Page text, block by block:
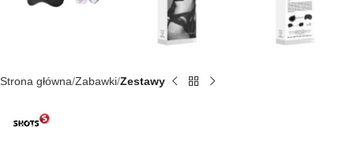
Strona główna Zabawki Zestawy